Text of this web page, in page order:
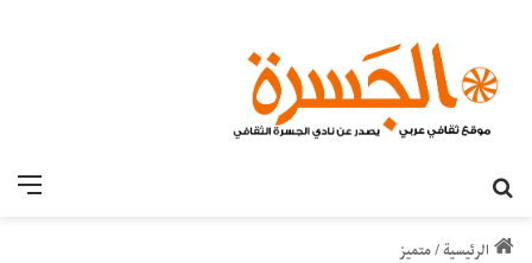
الرئيسية /متميز